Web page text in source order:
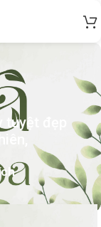
đẹp